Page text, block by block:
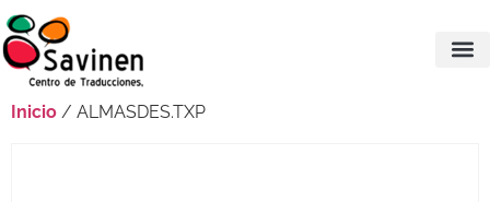
Inicio / ALMASDES.TXP